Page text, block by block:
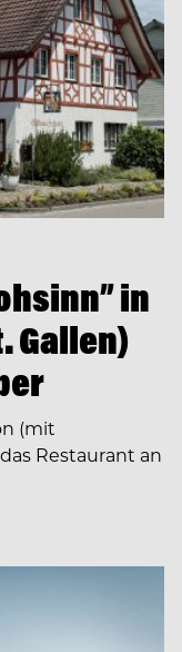
in
Gallen)
(mit
Restaurant an